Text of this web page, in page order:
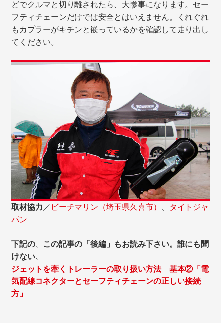
どでクルマと切り離されたら、大惨事になります。セー
フティチェーンだけでは安全とはいえません。くれぐれ
もカプラーがキチンと嵌っているかを確認して走り出し
てください。
取材協力 ／ ビーチマリン（埼玉県久喜市）
タイトジャ
パン
下記の、この記事の「後編」もお読み下さい。誰にも聞
けない、
ジェットを牽くトレーラーの取り扱い方法 基本②「電
気配線コネクターとセーフティチェーンの正しい接続
方」